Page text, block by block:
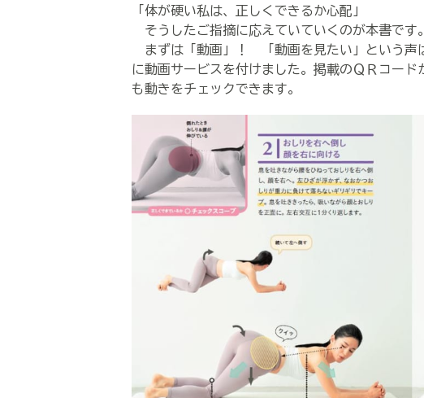
「体が硬い私は、正しくできるか心配」
そうしたご指摘に応えていていくのが本書です。
まずは「動画」！ 「動画を見たい」という声
に動画サービスを付けました。掲載のＱＲコー
も動きをチェックできます。